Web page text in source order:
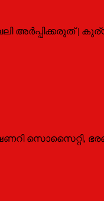
|
സൊസൈറ്റി,